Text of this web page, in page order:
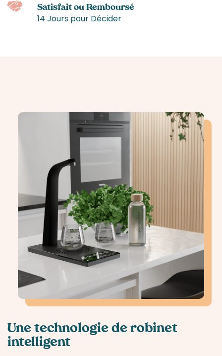
Satisfait ou Remboursé
14 Jours pour Décider
Une technologie de robinet
intelligent